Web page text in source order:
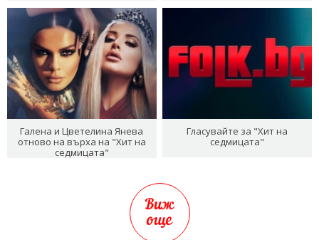
Галена и Цветелина Янева
отново на върха на "Хит на
седмицата"
Гласувайте за "Хит на
седмицата"
Виж
още